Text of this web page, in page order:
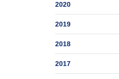
2020
2019
2018
2017